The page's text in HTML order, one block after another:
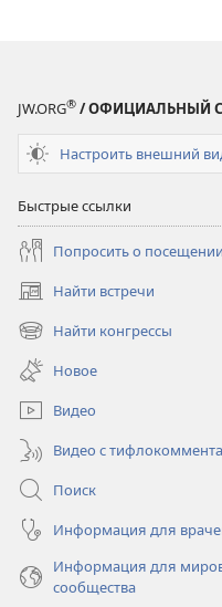
JW.ORG® / ОФИЦИАЛЬНЫЙ
Настроить внешний
Быстрые ссылки
Попросить о посещении
Найти встречи
(открывается
в
новом
окне)
Найти конгрессы
(открывается
новом
окне)
Новое
Видео
Видео с
Поиск
Информация для
Информация для
сообщества